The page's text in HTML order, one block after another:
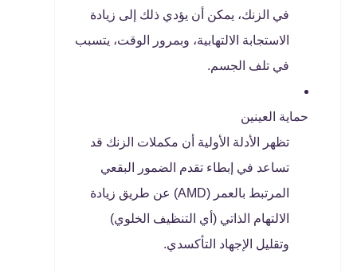
في الزنك، يمكن أن يؤدي ذلك إلى زيادة
الاستجابة الالتهابية، وبمرور الوقت، يتسبب
في تلف الجسم.
حماية العينين
تظهر الأدلة الأولية أن مكملات الزنك قد
تساعد في إبطاء تقدم الضمور البقعي
المرتبط بالعمر (AMD) عن طريق زيادة
الالتهام الذاتي (أي التنظيف الخلوي)
وتقليل الإجهاد التأكسدي.